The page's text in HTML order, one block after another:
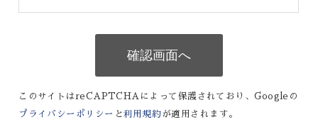
このサイトはreCAPTCHAによって保護されており、Googleの
プライバシーポリシー と利用規約が適用されます。